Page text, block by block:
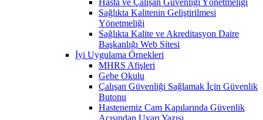
Sağlıkta Kalitenin Geliştirilmesi
Yönetmeliği
Sağlıkta Kalite ve Akreditasyon Daire
Başkanlığı Web Sitesi
İyi Uygulama Örnekleri
MHRS Afişleri
Gebe Okulu
Çalışan Güvenliği Sağlamak İçin Güvenlik
Butonu
Hastenemiz Cam Kapılarında Güvenlik
Açısından Uyarı Yazısı